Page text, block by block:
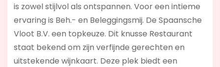
is zowel stijlvol als ontspannen. Voor een intieme
ervaring is Beh.- en Beleggingsmij. De Spaansche
Vloot B.V. een topkeuze. Dit knusse Restaurant
staat bekend om zijn verfijnde gerechten en
uitstekende wijnkaart. Deze plek biedt een